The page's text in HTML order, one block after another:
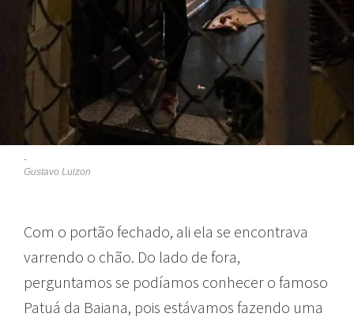
Gustavo Luizon
Com o portão fechado, ali ela se encontrava
varrendo o chão. Do lado de fora,
perguntamos se podíamos conhecer o famoso
Patuá da Baiana, pois estávamos fazendo uma